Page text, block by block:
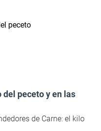
peceto y en las
de Carne: el kilo